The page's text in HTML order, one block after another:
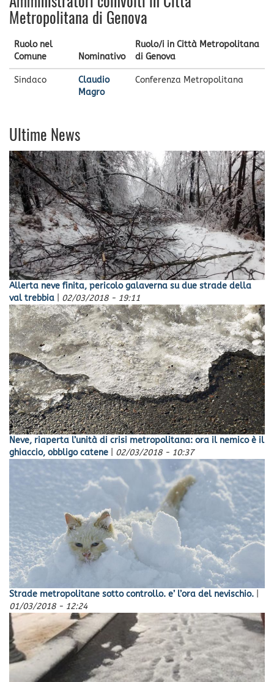
Metropolitana di Genova
Ruolo nel
Comune
Nominativo
Ruolo/i in Città Metropolitana
di Genova
Sindaco
Claudio
Magro
Conferenza Metropolitana
Ultime News
Allerta neve finita, pericolo galaverna su due strade della
val trebbia
02/03/2018 - 19:11
Neve, riaperta l’unità di crisi metropolitana: ora il nemico è il
ghiaccio, obbligo catene
02/03/2018 - 10:37
Strade metropolitane sotto controllo. e’ l’ora del nevischio.
01/03/2018 - 12:24